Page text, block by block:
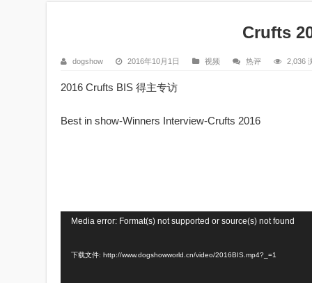
Crufts
dogshow 2016年10月1日 视频 热评 2,036
2016 Crufts BIS 得主专访
Best in show-Winners Interview-Crufts 2016
Media error: Format(s) not supported or source(s) not found
下载文件: http://www.dogshowworld.cn/video/2016BIS.mp4?_=1